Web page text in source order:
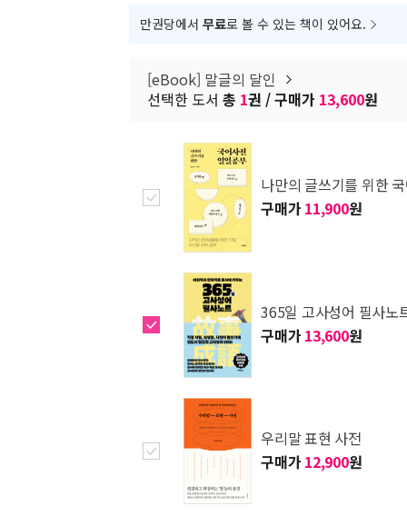
만권당에서 무료로 볼 수 있는 책이 있어요.
[eBook] 말글의 달인
선택한 도서 총 1권 / 구매가 13,600원
나만의 글쓰기를 위한
구매가 11,900원
365일 고사성어 필사노
구매가 13,600원
우리말 표현 사전
구매가 12,900원